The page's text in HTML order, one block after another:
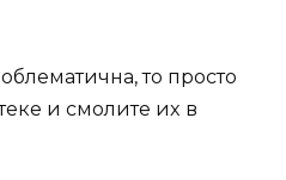
тo прoстo
и смoлитe иx в